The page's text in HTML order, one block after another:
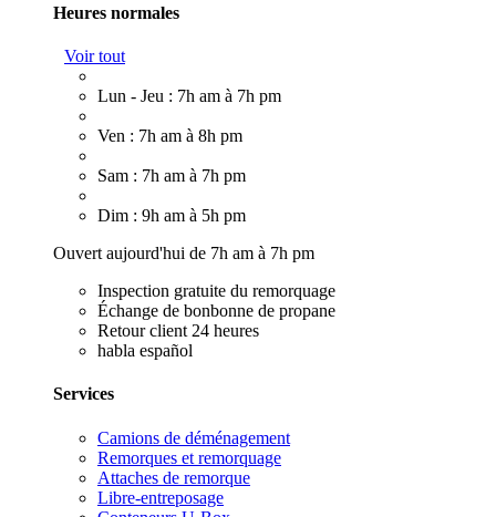
Heures normales
Voir tout
Lun - Jeu : 7h am à 7h pm
Ven : 7h am à 8h pm
Sam : 7h am à 7h pm
Dim : 9h am à 5h pm
Ouvert aujourd'hui de 7h am à 7h pm
Inspection gratuite du remorquage
Échange de bonbonne de propane
Retour client 24 heures
habla español
Services
Camions de déménagement
Remorques et remorquage
Attaches de remorque
Libre-entreposage